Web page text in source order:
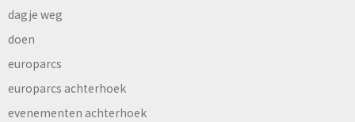
dagje weg
doen
europarcs
europarcs achterhoek
evenementen achterhoek